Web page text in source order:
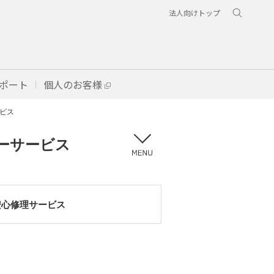
法人向けトップ
ート 個人のお客様
ス
サービス
修理サービス